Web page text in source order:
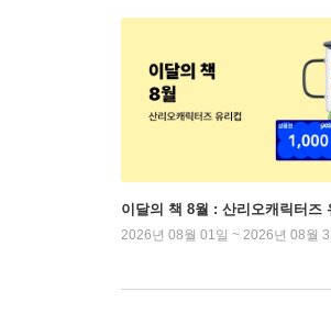
이달의 책 8월 : 산리오캐릭터즈
2026년 08월 01일 ~ 2026년 08월